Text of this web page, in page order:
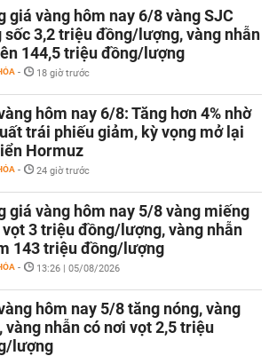
giá vàng hôm nay 6/8 vàng SJC
sốc 3,2 triệu đồng/lượng, vàng nhẫn
144,5 triệu đồng/lượng
- 18 giờ trước
hôm nay 6/8: Tăng hơn 4% nhờ
trái phiếu giảm, kỳ vọng mở lại
Hormuz
- 24 giờ trước
giá vàng hôm nay 5/8 vàng miếng
vọt 3 triệu đồng/lượng, vàng nhẫn
143 triệu đồng/lượng
- 13:26 | 05/08/2026
hôm nay 5/8 tăng nóng, vàng
vàng nhẫn có nơi vọt 2,5 triệu
lượng